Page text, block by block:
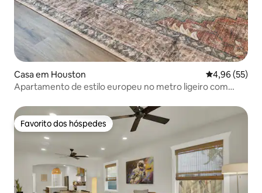
Casa em Houston Classificação
4,96 (55)
Apartamento de estilo europeu no metro ligeiro com
Favorito dos hóspedes
Favorito dos hóspedes